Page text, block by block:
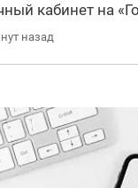
кабинет на
назад